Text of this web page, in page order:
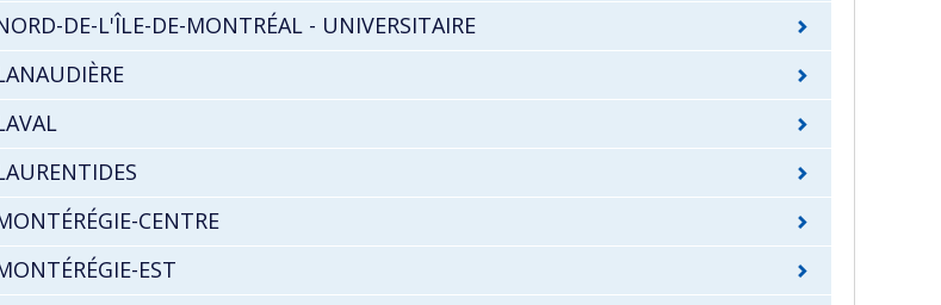
DE-L'ÎLE-DE-MONTRÉAL - UNIVERSITAIRE
CENTRE
EST